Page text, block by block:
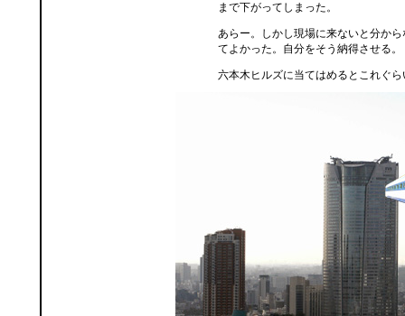
まで下がってしまった。
あらー。しかし現場に来ないと分か
てよかった。自分をそう納得させる。
六本木ヒルズに当てはめるとこれぐ